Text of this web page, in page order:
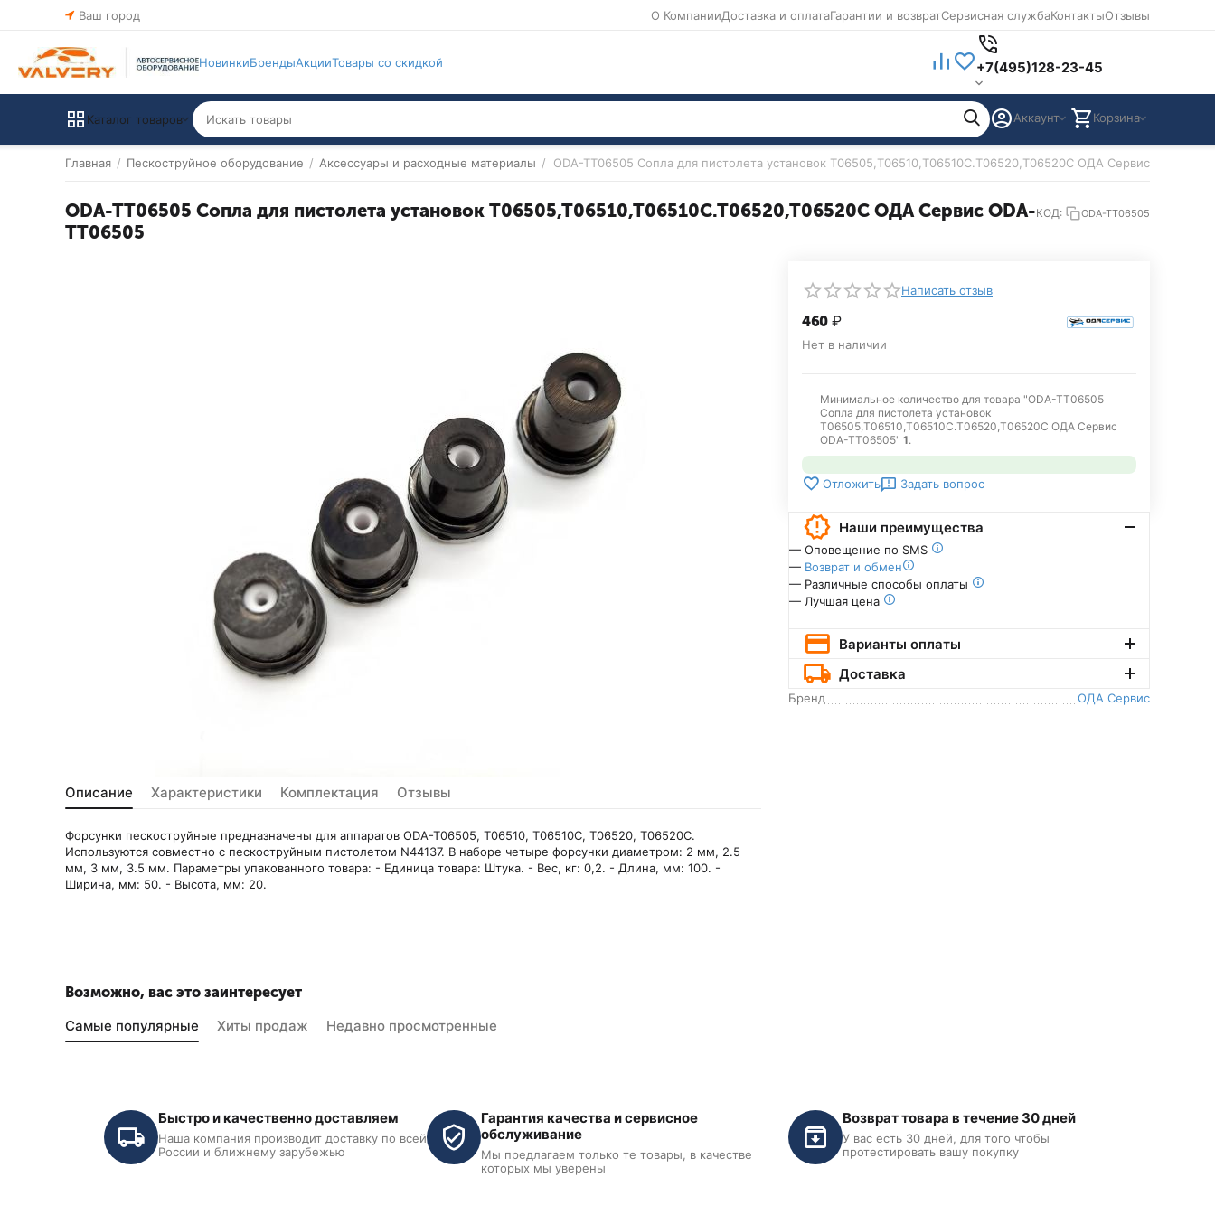
Ваш город О КомпанииДоставка и оплатаГарантии и возвратСервисная службаКонтактыОтзывы
НовинкиБрендыАкцииТовары со скидкой +7(495)128-23-45
Каталог товаров Аккаунт Корзина
Главная / Пескоструйное оборудование / Аксессуары и расходные материалы / ODA-TT06505 Сопла для пистолета установок T06505,T06510,T06510C.T06520,T06520C ОДА Сервис ODA-
ODA-TT06505 Сопла для пистолета установок T06505,T06510,T06510C.T06520,T06520C ОДА Сервис ODA-
TT06505
КОД: ODA-TT06505
Написать отзыв
‍460‍ ₽
Нет в наличии
Минимальное количество для товара "ODA-TT06505
Сопла для пистолета установок
T06505,T06510,T06510C.T06520,T06520C ОДА Сервис
ODA-TT06505" 1.
Отложить Задать вопрос
Наши преимущества
— Оповещение по SMS
— Возврат и обмен
— Различные способы оплаты
— Лучшая цена
Варианты оплаты
Доставка
Бренд ОДА Сервис
Описание Характеристики Комплектация Отзывы
Форсунки пескоструйные предназначены для аппаратов ODA-T06505, T06510, T06510C, T06520, T06520C.
Используются совместно с пескоструйным пистолетом N44137. В наборе четыре форсунки диаметром: 2 мм, 2.5
мм, 3 мм, 3.5 мм. Параметры упакованного товара: - Единица товара: Штука. - Вес, кг: 0,2. - Длина, мм: 100. -
Ширина, мм: 50. - Высота, мм: 20.
Возможно, вас это заинтересует
Самые популярные
Хиты продаж Недавно просмотренные
Быстро и качественно доставляем
Наша компания производит доставку по всей
России и ближнему зарубежью
Гарантия качества и сервисное
обслуживание
Мы предлагаем только те товары, в качестве
которых мы уверены
Возврат товара в течение 30 дней
У вас есть 30 дней, для того чтобы
протестировать вашу покупку